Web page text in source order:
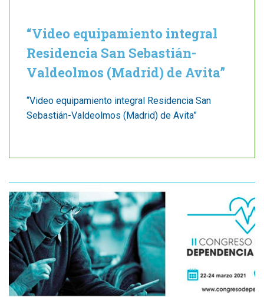
“Video equipamiento integral
Residencia San Sebastián-
Valdeolmos (Madrid) de Avita”
“Video equipamiento integral Residencia San
Sebastián-Valdeolmos (Madrid) de Avita”